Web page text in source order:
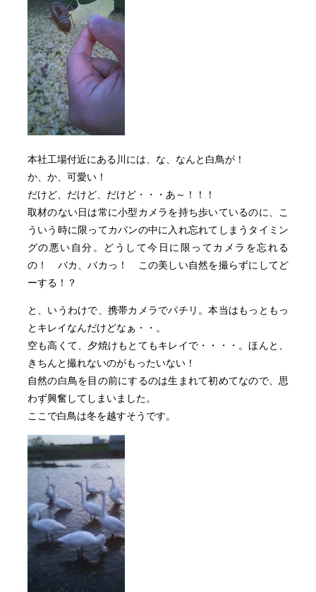
本社工場付近にある川には、な、なんと白鳥が！
か、か、可愛い！
だけど、だけど、だけど・・・あ～！！！
取材のない日は常に小型カメラを持ち歩いているのに、こ
ういう時に限ってカバンの中に入れ忘れてしまうタイミン
グの悪い自分。どうして今日に限ってカメラを忘れる
の！ バカ、バカっ！ この美しい自然を撮らずにしてど
ーする！？
と、いうわけで、携帯カメラでパチリ。本当はもっともっ
とキレイなんだけどなぁ・・。
空も高くて、夕焼けもとてもキレイで・・・・。ほんと、
きちんと撮れないのがもったいない！
自然の白鳥を目の前にするのは生まれて初めてなので、思
わず興奮してしまいました。
ここで白鳥は冬を越すそうです。